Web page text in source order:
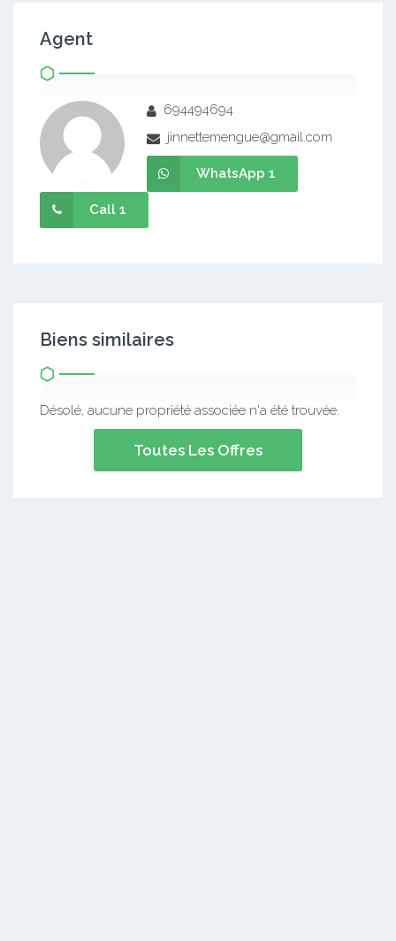
Agent
694494694
jinnettemengue@gmail.com
WhatsApp 1
Call 1
Biens similaires
Désolé, aucune propriété associée n'a été trouvée.
Toutes Les Offres